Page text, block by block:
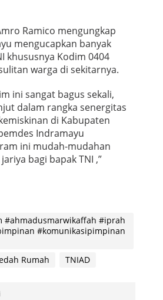
Ramico mengungkap
mengucapkan banyak
khususnya Kodim 0404
warga di sekitarnya.
ini sangat bagus sekali,
dalam rangka senergitas
di Kabupaten
Indramayu
ini mudah-mudahan
bagi bapak TNI ,”
#iprah
#komunikasipimpinan
Rumah TNIAD